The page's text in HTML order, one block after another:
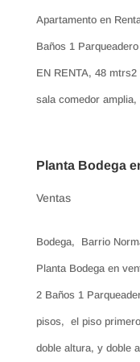
Apartamento en
Baños 1
EN RENTA, 48
sala comedor
Planta Bodega
Ventas
Bodega, Barrio
Planta Bodega en
2 Baños 1
pisos, el piso
doble altura, y doble